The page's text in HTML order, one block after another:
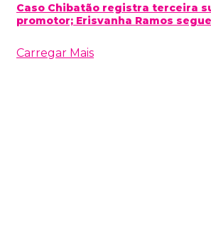
Caso Chibatão registra terceira
promotor; Erisvanha Ramos
Carregar Mais